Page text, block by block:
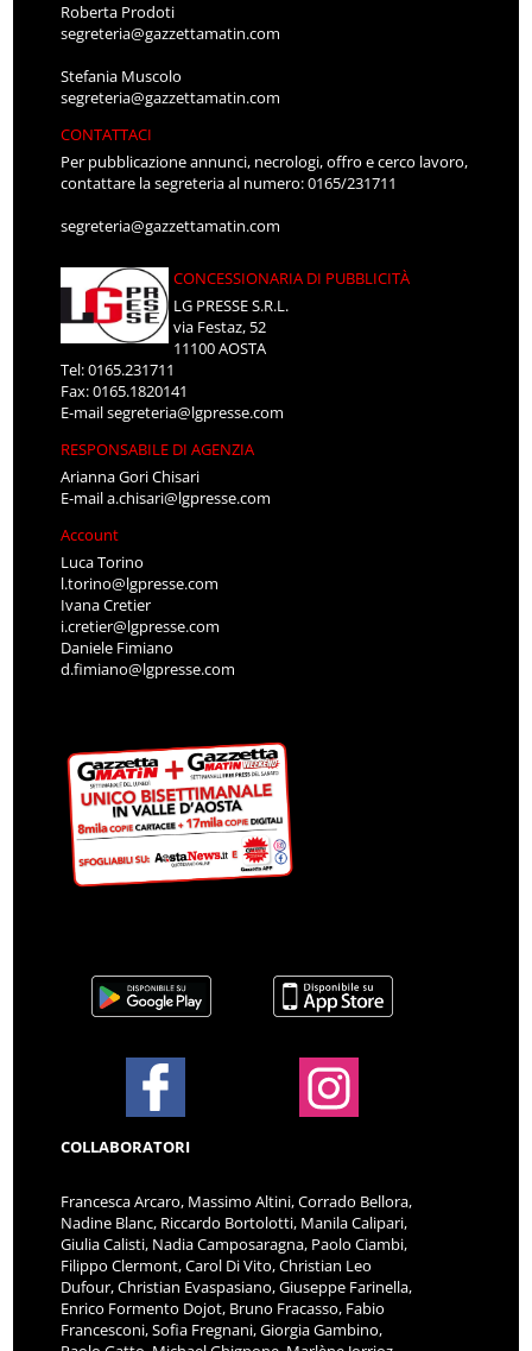
Roberta Prodoti
segreteria@gazzettamatin.com
Stefania Muscolo
segreteria@gazzettamatin.com
CONTATTACI
Per pubblicazione annunci, necrologi, offro e cerco lavoro,
contattare la segreteria al numero: 0165/231711
segreteria@gazzettamatin.com
CONCESSIONARIA DI PUBBLICITÀ
LG PRESSE S.R.L.
via Festaz, 52
11100 AOSTA
Tel: 0165.231711
Fax: 0165.1820141
E-mailsegreteria@lgpresse.com
RESPONSABILE DI AGENZIA
Arianna Gori Chisari
E-maila.chisari@lgpresse.com
Account
Luca Torino
l.torino@lgpresse.com
Ivana Cretier
i.cretier@lgpresse.com
Daniele Fimiano
d.fimiano@lgpresse.com
COLLABORATORI
Francesca Arcaro, Massimo Altini, Corrado Bellora,
Nadine Blanc, Riccardo Bortolotti, Manila Calipari,
Giulia Calisti, Nadia Camposaragna, Paolo Ciambi,
Filippo Clermont, Carol Di Vito, Christian Leo
Dufour, Christian Evaspasiano, Giuseppe Farinella,
Enrico Formento Dojot, Bruno Fracasso, Fabio
Francesconi, Sofia Fregnani, Giorgia Gambino,